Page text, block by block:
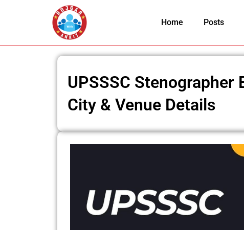
Home Posts
UPSSSC Stenographer
City & Venue Details